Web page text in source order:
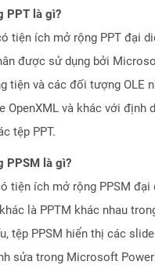
PPT là gì?
tiện ích mở rộng PPT đại
được sử dụng bởi
tiện và các đối tượng OLE
OpenXML và khác với định
tệp PPT.
PPSM là gì?
tiện ích mở rộng PPSM
là PPTM khác nhau
tệp PPSM hiển thị các
sửa trong Microsoft